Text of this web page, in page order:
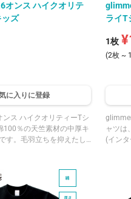
オンス ハイクオリテ
ッズ
に入りに登録
ンス ハイクオリティーTシ
100％の天竺素材の中厚キ
す。毛羽立ちを抑えたし
代が肌に当たらず伸びや
袖口・裾はダブルステッ
びを抑えています。ホワ
ライT
1枚
(2枚 ~
ャツは
(イン
とし
ト機